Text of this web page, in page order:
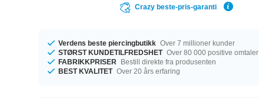
Crazy beste-pris-garanti
Verdens beste piercingbutikk Over 7 millioner kunder
STØRST KUNDETILFREDSHET Over 80 000 positive omtaler
FABRIKKPRISER
Bestill direkte fra produsenten
BEST KVALITET Over 20 års erfaring